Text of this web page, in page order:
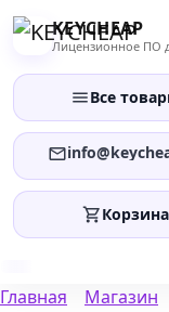
Перейти
KEYCHEAP
Лицензионное ПО
Все
Корзина
Главная Магазин